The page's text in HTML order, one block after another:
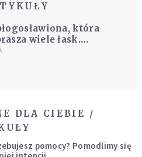
która
wiele łask.
mówimy:
DLA CIEBIE /
pomocy? Pomodlimy się